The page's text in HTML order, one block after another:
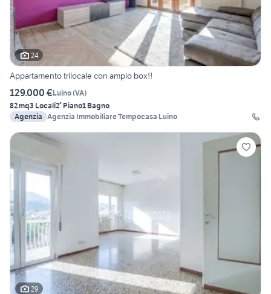
24
Appartamento trilocale con ampio box!!
129.000 €Luino(VA)
82 mq3 Locali2° Piano1 Bagno
Agenzia Agenzia Immobiliare Tempocasa Luino
29